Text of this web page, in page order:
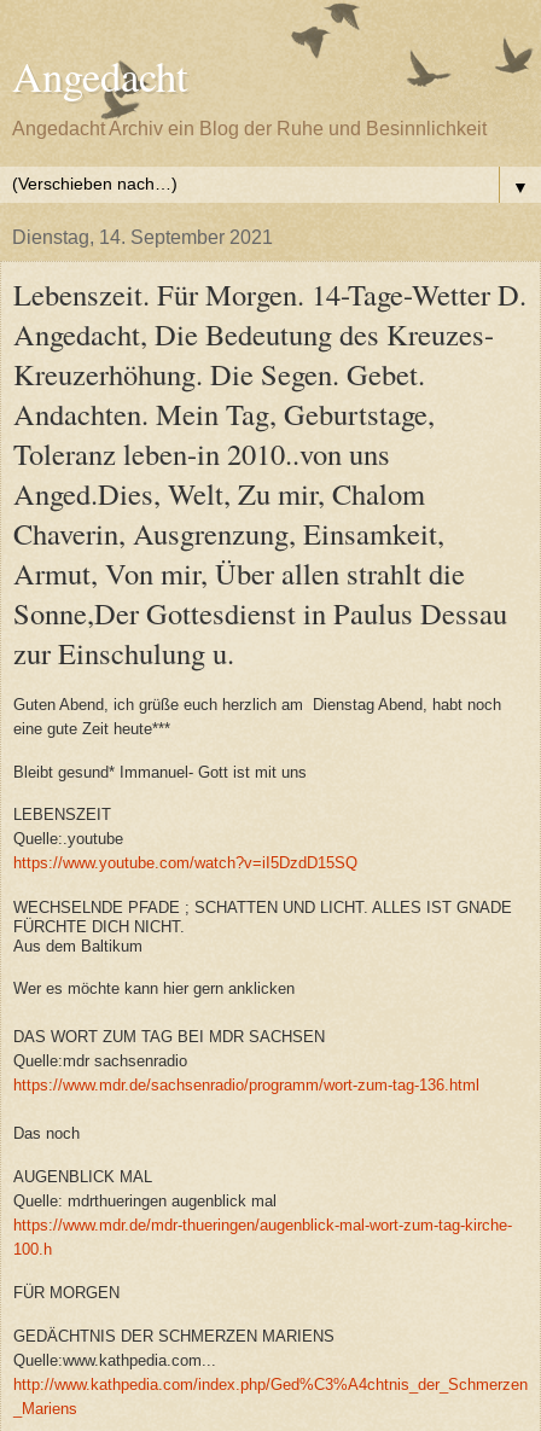
Angedacht
Angedacht Archiv ein Blog der Ruhe und Besinnlichkeit
▼
Dienstag, 14. September 2021
Lebenszeit. Für Morgen. 14-Tage-Wetter D.
Angedacht, Die Bedeutung des Kreuzes-
Kreuzerhöhung. Die Segen. Gebet.
Andachten. Mein Tag, Geburtstage,
Toleranz leben-in 2010..von uns
Anged.Dies, Welt, Zu mir, Chalom
Chaverin, Ausgrenzung, Einsamkeit,
Armut, Von mir, Über allen strahlt die
Sonne,Der Gottesdienst in Paulus Dessau
zur Einschulung u.
Guten Abend, ich grüße euch herzlich am Dienstag Abend, habt noch
eine gute Zeit heute***
Bleibt gesund* Immanuel- Gott ist mit uns
LEBENSZEIT
Quelle:.youtube
https://www.youtube.com/watch?v=iI5DzdD15SQ
WECHSELNDE PFADE ; SCHATTEN UND LICHT. ALLES IST GNADE
FÜRCHTE DICH NICHT.
Aus dem Baltikum
Wer es möchte kann hier gern anklicken
DAS WORT ZUM TAG BEI MDR SACHSEN
Quelle:mdr sachsenradio
https://www.mdr.de/sachsenradio/programm/wort-zum-tag-136.html
Das noch
AUGENBLICK MAL
Quelle: mdrthueringen augenblick mal
https://www.mdr.de/mdr-thueringen/augenblick-mal-wort-zum-tag-kirche-
100.h
FÜR MORGEN
GEDÄCHTNIS DER SCHMERZEN MARIENS
Quelle:www.kathpedia.com...
http://www.kathpedia.com/index.php/Ged%C3%A4chtnis_der_Schmerzen
_Mariens